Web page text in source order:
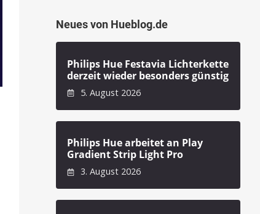
Neues von Hueblog.de
Philips Hue Festavia Lichterkette
derzeit wieder besonders günstig
5. August 2026
Philips Hue arbeitet an Play
Gradient Strip Light Pro
3. August 2026